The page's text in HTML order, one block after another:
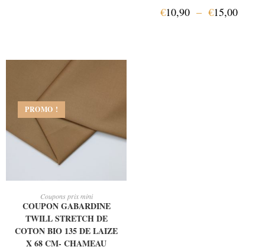
€10,90 – €15,00
PROMO !
Coupons prix mini
COUPON GABARDINE
TWILL STRETCH DE
COTON BIO 135 DE LAIZE
X 68 CM- CHAMEAU